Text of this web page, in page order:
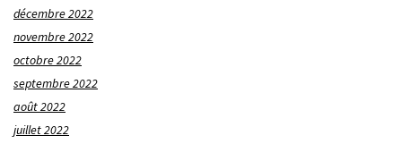
décembre 2022
novembre 2022
octobre 2022
septembre 2022
août 2022
juillet 2022